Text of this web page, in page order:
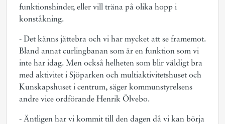
funktionshinder, eller vill träna på olika hopp i
konståkning.
- Det känns jättebra och vi har mycket att se framemot.
Bland annat curlingbanan som är en funktion som vi
inte har idag. Men också helheten som blir väldigt bra
med aktivitet i Sjöparken och multiaktivitetshuset och
Kunskapshuset i centrum, säger kommunstyrelsens
andre vice ordförande Henrik Ölvebo.
- Äntligen har vi kommit till den dagen då vi kan börja